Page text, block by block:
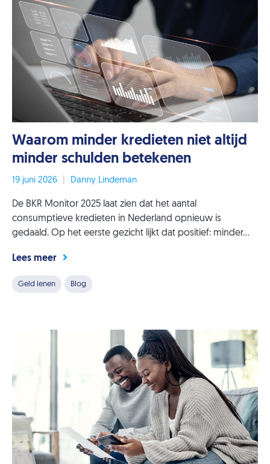
Waarom minder kredieten niet altijd
minder schulden betekenen
19 juni 2026 Danny Lindeman
De BKR Monitor 2025 laat zien dat het aantal
consumptieve kredieten in Nederland opnieuw is
gedaald. Op het eerste gezicht lijkt dat positief: minder...
Lees meer
Geld lenen Blog